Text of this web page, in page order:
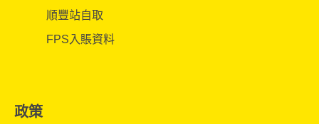
順豐站自取
FPS入賬資料
政策